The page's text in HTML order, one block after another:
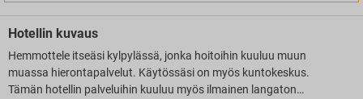
Hotellin kuvaus
Hemmottele itseäsi kylpylässä, jonka hoitoihin kuuluu muun
muassa hierontapalvelut. Käytössäsi on myös kuntokeskus.
Tämän hotellin palveluihin kuuluu myös ilmainen langaton